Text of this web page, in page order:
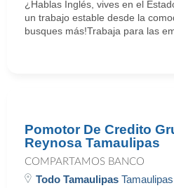
¿Hablas Inglés, vives en el
un trabajo estable desde la
busques más!Trabaja para las
Pomotor De Credito
Reynosa Tamaulipas
COMPARTAMOS BANCO
Todo Tamaulipas Tamaulipas